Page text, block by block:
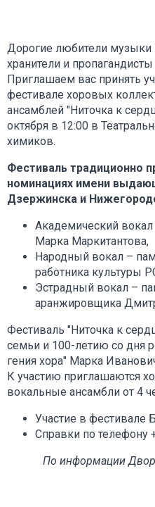
Дорогие любители музыки
хранители и
Приглашаем вас принять
фестивале хоровых
ансамблей "Ниточка к
октября в 12:00 в
химиков.
Фестиваль традиционно
номинациях имени
Дзержинска и
Академический
Марка Маркитантова,
Народный вокал –
работника культуры
Эстрадный вокал –
аранжировщика
Фестиваль "Ниточка к
семьи и 100-летию со дня
гения хора" Марка
К участию приглашаются
вокальные ансамбли от 4
Участие в
Справки по телефону
По информации